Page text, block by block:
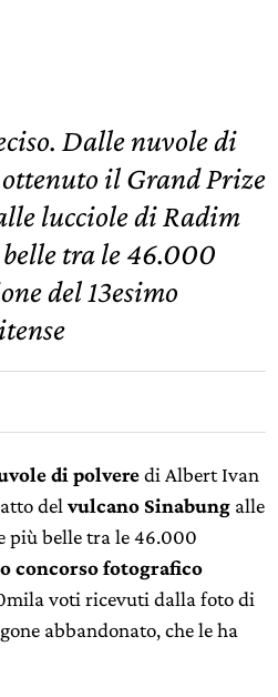
Dalle nuvole di
il Grand Prize
lucciole di Radim
tra le 46.000
del 13esimo
di polveredi Albert Ivan
del vulcano Sinabung alle
più belle tra le 46.000
concorso fotografico
voti ricevuti dalla foto di
abbandonato, che le ha